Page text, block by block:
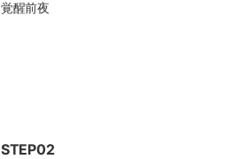
覚醒前夜
STEP02